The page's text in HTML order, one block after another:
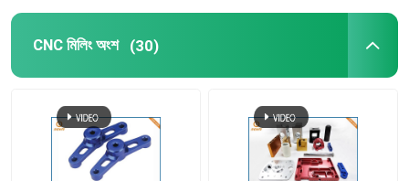
CNC মিলিং অংশ (30)